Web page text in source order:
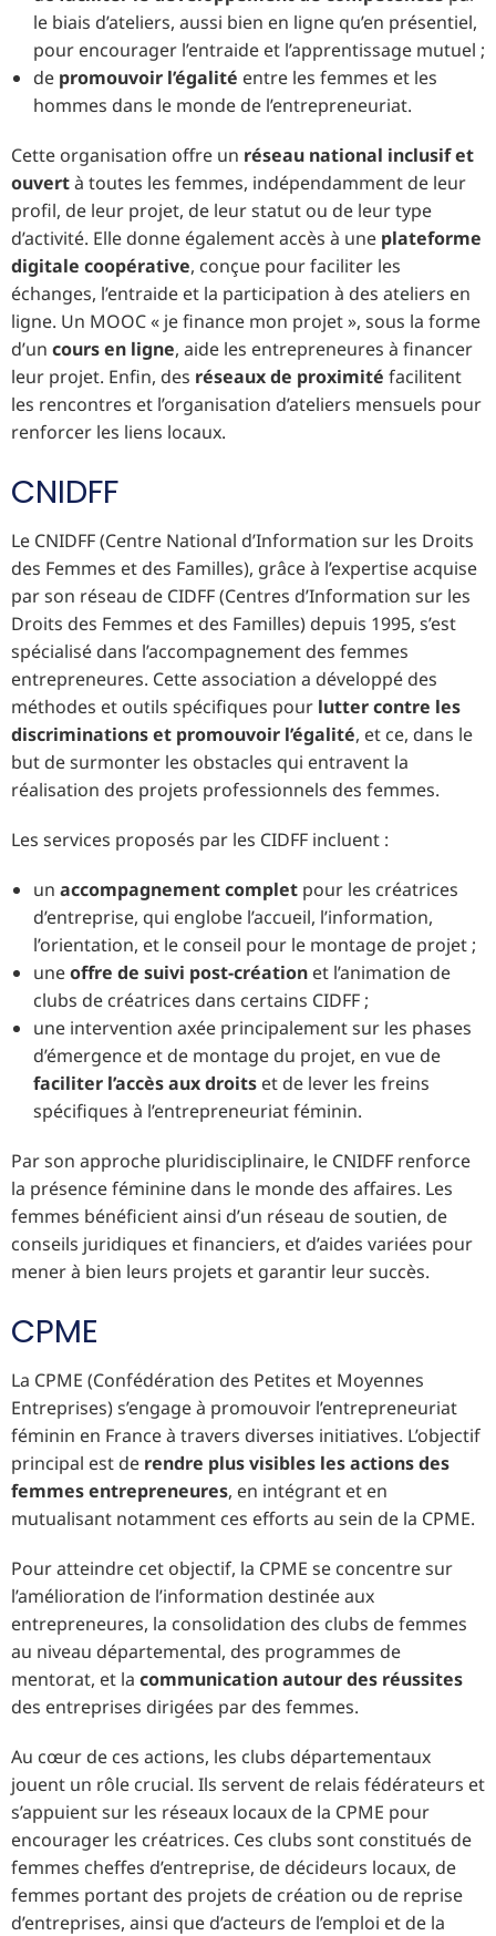
le biais d’ateliers, aussi bien en ligne qu’en présentiel,
pour encourager l’entraide et l’apprentissage mutuel ;
de promouvoir l’égalité entre les femmes et les
hommes dans le monde de l’entrepreneuriat.
Cette organisation offre un réseau national inclusif et
ouvertà toutes les femmes, indépendamment de leur
profil, de leur projet, de leur statut ou de leur type
d’activité. Elle donne également accès à une plateforme
digitale coopérative, conçue pour faciliter les
échanges, l’entraide et la participation à des ateliers en
ligne. Un MOOC « je finance mon projet », sous la forme
d’un cours en ligne, aide les entrepreneures à financer
leur projet. Enfin, des réseaux de proximité facilitent
les rencontres et l’organisation d’ateliers mensuels pour
renforcer les liens locaux.
CNIDFF
Le CNIDFF (Centre National d’Information sur les Droits
des Femmes et des Familles), grâce à l’expertise acquise
par son réseau de CIDFF (Centres d’Information sur les
Droits des Femmes et des Familles) depuis 1995, s’est
spécialisé dans l’accompagnement des femmes
entrepreneures. Cette association a développé des
méthodes et outils spécifiques pour lutter contre les
discriminations et promouvoir l’égalité, et ce, dans le
but de surmonter les obstacles qui entravent la
réalisation des projets professionnels des femmes.
Les services proposés par les CIDFF incluent :
un accompagnement complet pour les créatrices
d’entreprise, qui englobe l’accueil, l’information,
l’orientation, et le conseil pour le montage de projet ;
uneoffre de suivi post-création et l’animation de
clubs de créatrices dans certains CIDFF ;
une intervention axée principalement sur les phases
d’émergence et de montage du projet, en vue de
faciliter l’accès aux droits et de lever les freins
spécifiques à l’entrepreneuriat féminin.
Par son approche pluridisciplinaire, le CNIDFF renforce
la présence féminine dans le monde des affaires. Les
femmes bénéficient ainsi d’un réseau de soutien, de
conseils juridiques et financiers, et d’aides variées pour
mener à bien leurs projets et garantir leur succès.
CPME
La CPME (Confédération des Petites et Moyennes
Entreprises) s’engage à promouvoir l’entrepreneuriat
féminin en France à travers diverses initiatives. L’objectif
principal est de rendre plus visibles les actions des
femmes entrepreneures, en intégrant et en
mutualisant notamment ces efforts au sein de la CPME.
Pour atteindre cet objectif, la CPME se concentre sur
l’amélioration de l’information destinée aux
entrepreneures, la consolidation des clubs de femmes
au niveau départemental, des programmes de
mentorat, et la communication autour des réussites
des entreprises dirigées par des femmes.
Au cœur de ces actions, les clubs départementaux
jouent un rôle crucial. Ils servent de relais fédérateurs et
s’appuient sur les réseaux locaux de la CPME pour
encourager les créatrices. Ces clubs sont constitués de
femmes cheffes d’entreprise, de décideurs locaux, de
femmes portant des projets de création ou de reprise
d’entreprises, ainsi que d’acteurs de l’emploi et de la